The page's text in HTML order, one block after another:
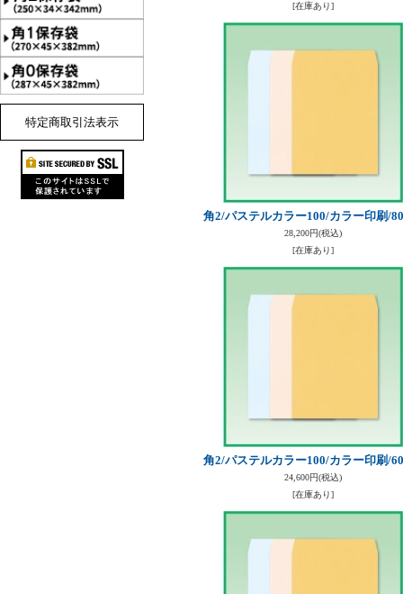
特定商取引法表示
[在庫あり]
角2/パステルカラー100/カラー印刷/
28,200円(税込)
[在庫あり]
角2/パステルカラー100/カラー印刷/
24,600円(税込)
[在庫あり]